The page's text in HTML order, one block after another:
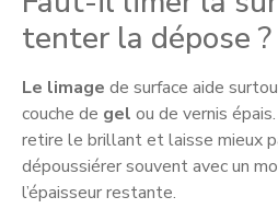
tenter la dépose ?
Le limage de surface aide
couche de gel ou de vernis
retire le brillant et laisse mieux
dépoussiérer souvent avec un
l’épaisseur restante.